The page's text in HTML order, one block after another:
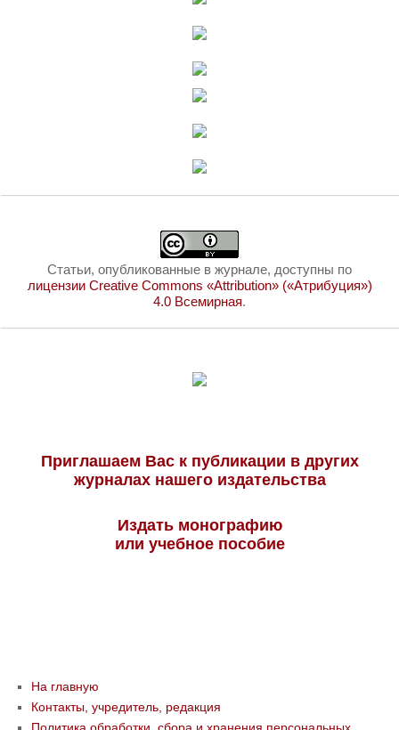
Статьи, опубликованные в журнале, доступны по
лицензии Creative Commons «Attribution» («Атрибуция»)
4.0 Всемирная.
Приглашаем Вас к публикации в других
журналах нашего издательства
Издать монографию
или учебное пособие
На главную
Контакты, учредитель, редакция